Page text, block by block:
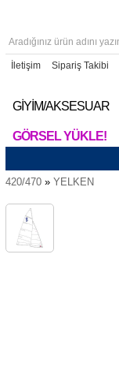
İletişim Sipariş Takibi
GİYİM/AKSESUAR
GÖRSEL YÜKLE!
420/470 » YELKEN